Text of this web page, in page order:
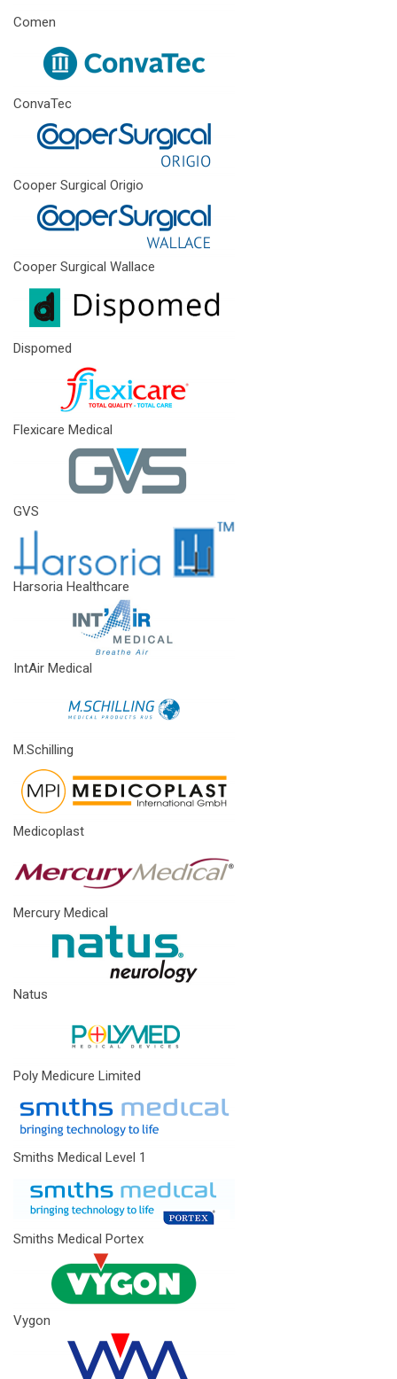
Comen
ConvaTec
Cooper Surgical Origio
Cooper Surgical Wallace
Dispomed
Flexicare Medical
GVS
Harsoria Healthcare
IntAir Medical
M.Schilling
Medicoplast
Mercury Medical
Natus
Poly Medicure Limited
Smiths Medical Level 1
Smiths Medical Portex
Vygon